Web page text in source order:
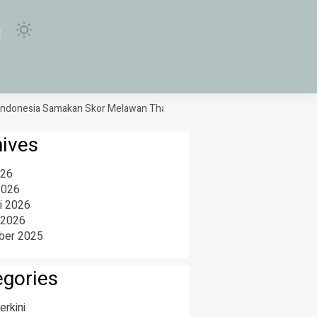
Samakan Skor Melawan Thailand
2026
2025